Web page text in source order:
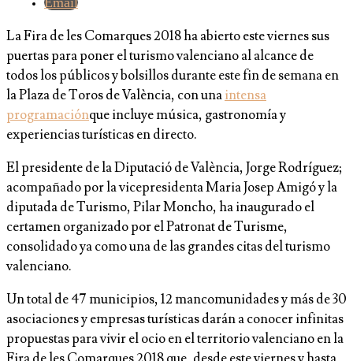
La Fira de les Comarques 2018 ha abierto este viernes sus
puertas para poner el turismo valenciano al alcance de
todos los públicos y bolsillos durante este fin de semana en
la Plaza de Toros de València, con unaintensa
programaciónque incluye música, gastronomía y
experiencias turísticas en directo.
El presidente de la Diputació de València, Jorge Rodríguez;
acompañado por la vicepresidenta Maria Josep Amigó y la
diputada de Turismo, Pilar Moncho, ha inaugurado el
certamen organizado por el Patronat de Turisme,
consolidado ya como una de las grandes citas del turismo
valenciano.
Un total de 47 municipios, 12 mancomunidades y más de 30
asociaciones y empresas turísticas darán a conocer infinitas
propuestas para vivir el ocio en el territorio valenciano en la